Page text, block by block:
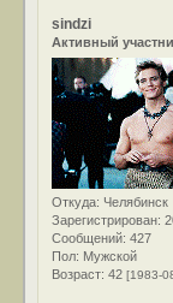
sindzi
Активный
Откуда: Челябинск
Зарегистрирован:
Сообщений: 427
Пол: Мужской
Возраст: 42[1983-